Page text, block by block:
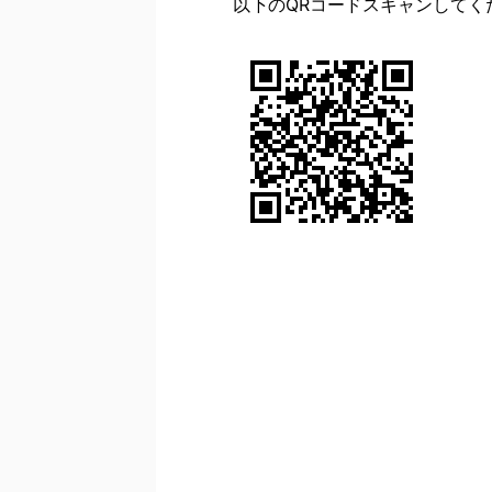
以下のQRコードスキャンしてく